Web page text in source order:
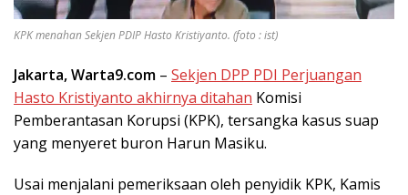
KPK menahan Sekjen PDIP Hasto Kristiyanto. (foto : ist)
Jakarta, Warta9.com – Sekjen DPP PDI Perjuangan
Hasto Kristiyanto akhirnya ditahan Komisi
Pemberantasan Korupsi (KPK), tersangka kasus suap
yang menyeret buron Harun Masiku.
Usai menjalani pemeriksaan oleh penyidik KPK, Kamis